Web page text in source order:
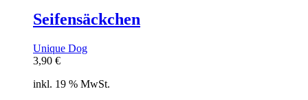
Seifensäckchen
Unique Dog
3,90 €
inkl. 19 % MwSt.